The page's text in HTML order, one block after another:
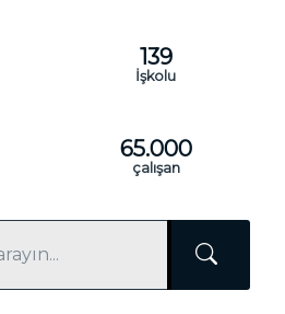
139
İşkolu
65.000
çalışan